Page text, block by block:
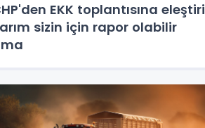
EKK toplantısına eleştiri
sizin için rapor olabilir